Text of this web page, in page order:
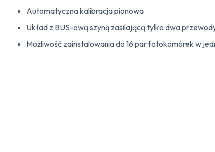
Automatyczna kalibracja pionowa
Układ z BUS-ową szyną zasilającą tylko dwa
Możliwość zainstalowania do 16 par fotokomórek w